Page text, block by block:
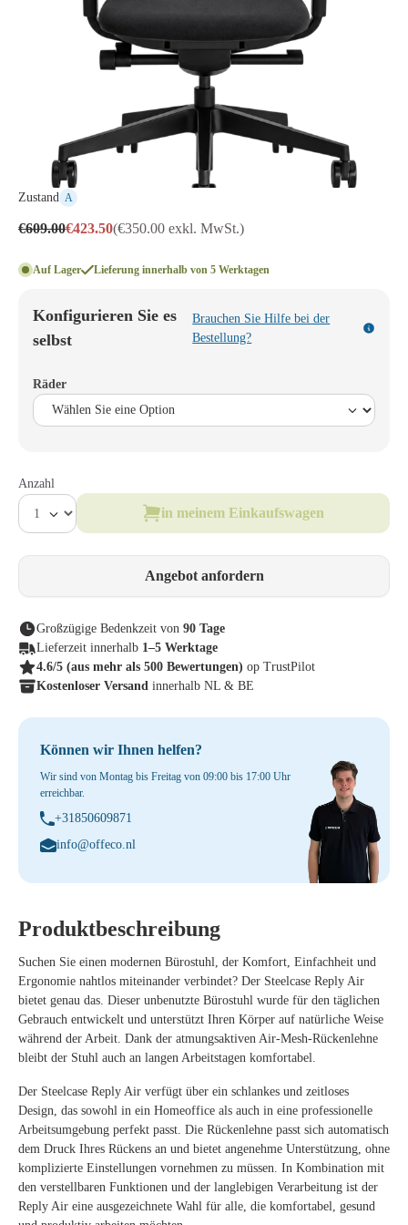
Zustand A
€609.00€423.50(€350.00 exkl. MwSt.)
Auf Lager Lieferung innerhalb von 5 Werktagen
Konfigurieren Sie es
selbst
Brauchen Sie Hilfe bei der
Bestellung?
Räder
Anzahl
in meinem Einkaufswagen
Angebot anfordern
Großzügige Bedenkzeit von 90 Tage
Lieferzeit innerhalb 1–5 Werktage
4.6/5 (aus mehr als 500 Bewertungen) op TrustPilot
Kostenloser Versand innerhalb NL & BE
Können wir Ihnen helfen?
Wir sind von Montag bis Freitag von 09:00 bis 17:00 Uhr
erreichbar.
+31850609871
info@offeco.nl
Produktbeschreibung
Suchen Sie einen modernen Bürostuhl, der Komfort, Einfachheit und
Ergonomie nahtlos miteinander verbindet? Der Steelcase Reply Air
bietet genau das. Dieser unbenutzte Bürostuhl wurde für den täglichen
Gebrauch entwickelt und unterstützt Ihren Körper auf natürliche Weise
während der Arbeit. Dank der atmungsaktiven Air-Mesh-Rückenlehne
bleibt der Stuhl auch an langen Arbeitstagen komfortabel.
Der Steelcase Reply Air verfügt über ein schlankes und zeitloses
Design, das sowohl in ein Homeoffice als auch in eine professionelle
Arbeitsumgebung perfekt passt. Die Rückenlehne passt sich automatisch
dem Druck Ihres Rückens an und bietet angenehme Unterstützung, ohne
komplizierte Einstellungen vornehmen zu müssen. In Kombination mit
den verstellbaren Funktionen und der langlebigen Verarbeitung ist der
Reply Air eine ausgezeichnete Wahl für alle, die komfortabel, gesund